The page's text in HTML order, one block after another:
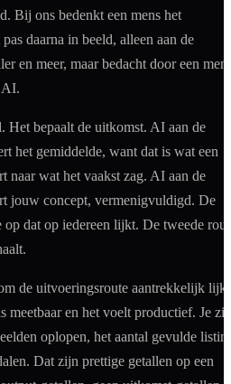
Bij ons bedenkt een mens het
daarna in beeld, alleen aan de
en meer, maar bedacht door een
AI.
Het bepaalt de uitkomst. AI aan de
het gemiddelde, want dat is wat een
naar wat het vaakst zag. AI aan de
jouw concept, vermenigvuldigd. De
op dat op iedereen lijkt. De tweede
de uitvoeringsroute aantrekkelijk lijkt
meetbaar en het voelt productief. Je
oplopen, het aantal gevulde
Dat zijn prettige getallen op een